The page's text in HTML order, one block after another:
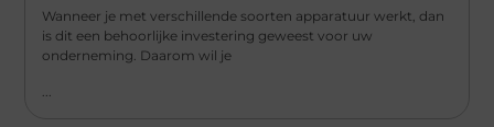
Wanneer je met verschillende soorten apparatuur werkt, dan
is dit een behoorlijke investering geweest voor uw
onderneming. Daarom wil je